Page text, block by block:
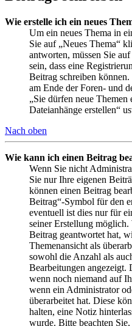
Wie erstelle ich ein neues
Um ein neues Thema in
Sie auf „Neues Thema“
antworten, müssen Sie
sein, dass eine
Beitrag schreiben
am Ende der Foren- und
„Sie dürfen neue Themen
Dateianhänge erstellen“
Nach oben
Wie kann ich einen Beitrag
Wenn Sie nicht
Sie nur Ihre eigenen
können einen Beitrag
Beitrag“-Symbol für den
eventuell ist dies nur für
seiner Erstellung möglich.
Beitrag geantwortet hat,
Themenansicht als
sowohl die Anzahl als
Bearbeitungen angezeigt.
wenn noch niemand auf
wenn ein Administrator
überarbeitet hat. Diese
halten, eine Notiz
wurde. Bitte beachten